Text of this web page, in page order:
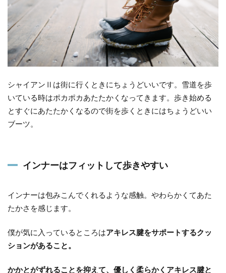
シャイアンⅡは街に行くときにちょうどいいです。雪道を歩
いている時はポカポカあたたかくなってきます。歩き始める
とすぐにあたたかくなるので街を歩くときにはちょうどいい
ブーツ。
インナーはフィットして歩きやすい
インナーは包みこんでくれるような感触。やわらかくてあた
たかさを感じます。
僕が気に入っているところはアキレス腱をサポートするクッ
ションがあること。
かかとがずれることを抑えて、優しく柔らかくアキレス腱と